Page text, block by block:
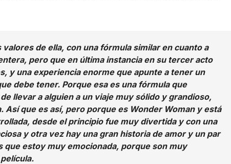
de ella, con una fórmula similar en cuanto a
pero que en última instancia en su tercer acto
y una experiencia enorme que apunte a tener un
debe tener. Porque esa es una fórmula que
llevar a alguien a un viaje muy sólido y grandioso,
que es así, pero porque es Wonder Woman y está
desde el principio fue muy divertida y con una
y otra vez hay una gran historia de amor y un par
estoy muy emocionada, porque son muy